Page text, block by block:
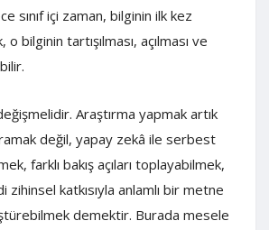
sınıf içi zaman, bilginin ilk kez
bilginin tartışılması, açılması ve
Araştırma yapmak artık
değil, yapay zekâ ile serbest
farklı bakış açıları toplayabilmek,
zihinsel katkısıyla anlamlı bir metne
demektir. Burada mesele